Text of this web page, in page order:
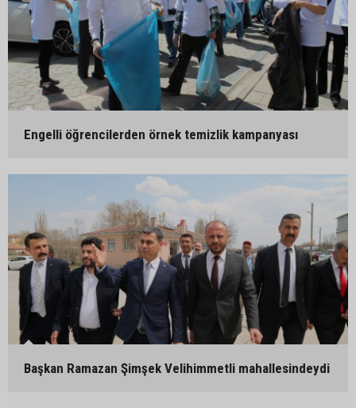
Engelli öğrencilerden örnek temizlik kampanyası
Başkan Ramazan Şimşek Velihimmetli mahallesindeydi